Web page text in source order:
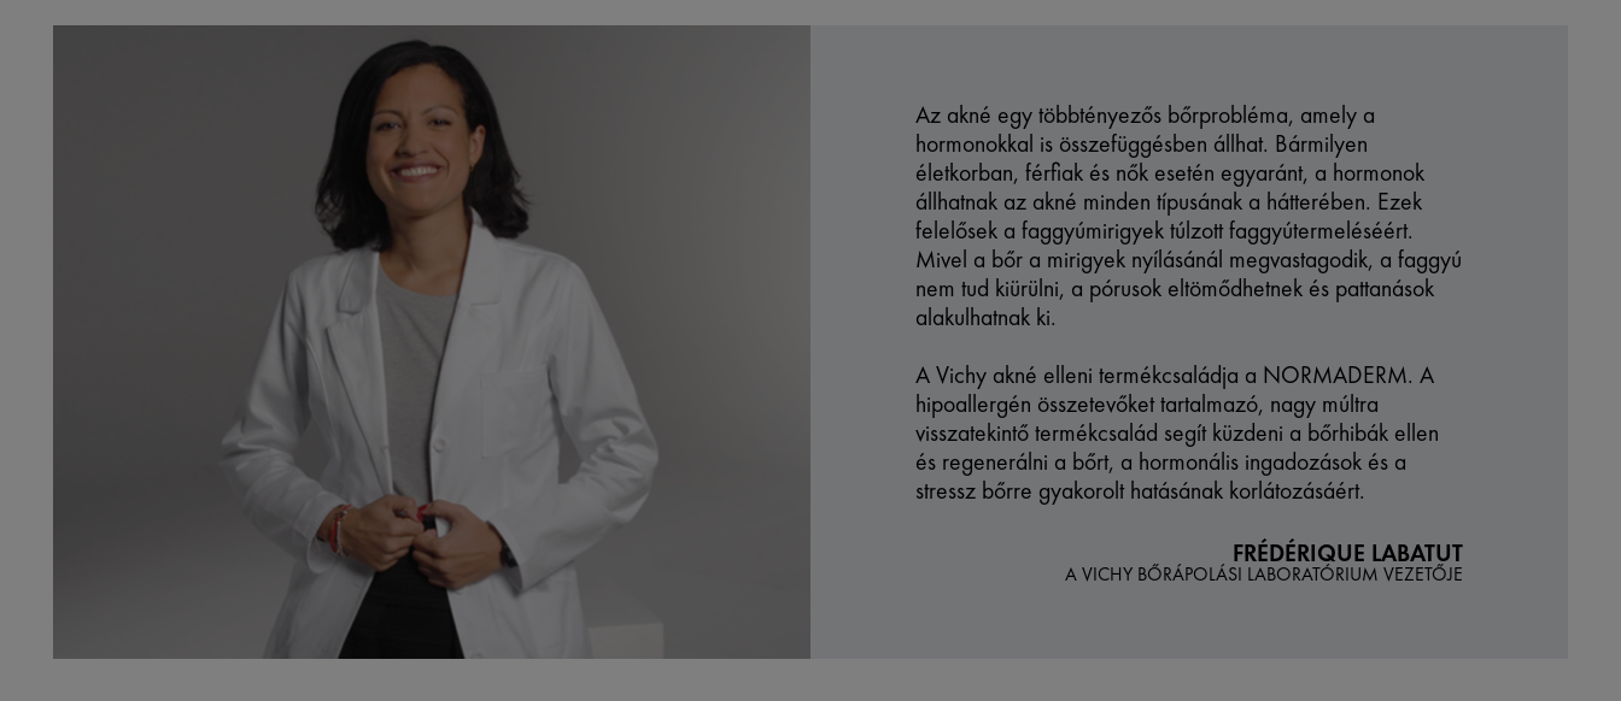
Az akné egy többtényezős bőrprobléma, amely a
hormonokkal is összefüggésben állhat. Bármilyen
életkorban, férfiak és nők esetén egyaránt, a hormonok
állhatnak az akné minden típusának a hátterében. Ezek
felelősek a faggyúmirigyek túlzott faggyútermeléséért.
Mivel a bőr a mirigyek nyílásánál megvastagodik, a faggyú
nem tud kiürülni, a pórusok eltömődhetnek és pattanások
alakulhatnak ki.
A Vichy akné elleni termékcsaládja a NORMADERM. A
hipoallergén összetevőket tartalmazó, nagy múltra
visszatekintő termékcsalád segít küzdeni a bőrhibák ellen
és regenerálni a bőrt, a hormonális ingadozások és a
stressz bőrre gyakorolt ​​hatásának korlátozásáért.
FRÉDÉRIQUE LABATUT
A VICHY BŐRÁPOLÁSI LABORATÓRIUM VEZETŐJE